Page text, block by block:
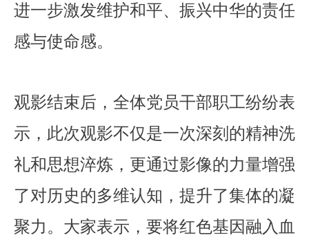
进一步激发维护和平、振兴中华的责任
感与使命感。
观影结束后，全体党员干部职工纷纷表
示，此次观影不仅是一次深刻的精神洗
礼和思想淬炼，更通过影像的力量增强
了对历史的多维认知，提升了集体的凝
聚力。大家表示，要将红色基因融入血